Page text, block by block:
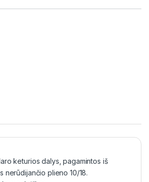
keturios dalys, pagamintos iš
nerūdijančio plieno 10/18.